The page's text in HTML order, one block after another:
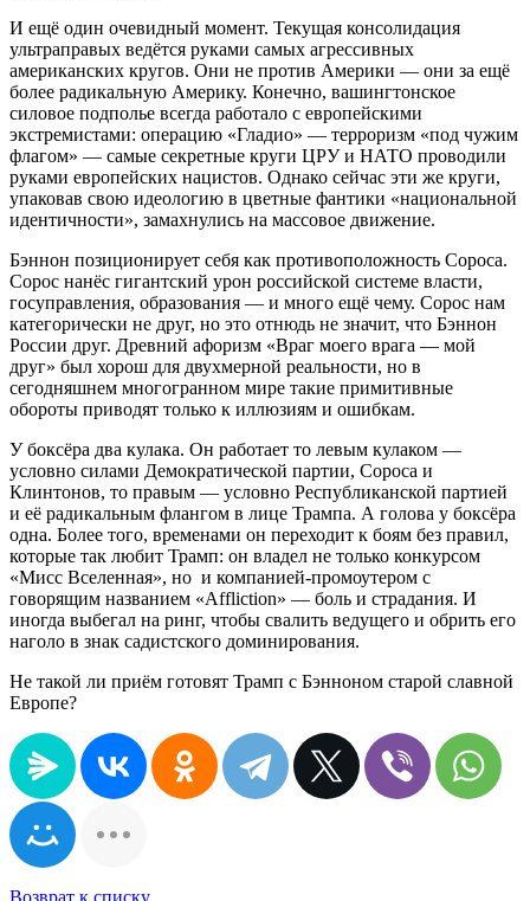
И ещё один очевидный момент. Текущая консолидация
ультраправых ведётся руками самых агрессивных
американских кругов. Они не против Америки — они за ещё
более радикальную Америку. Конечно, вашингтонское
силовое подполье всегда работало с европейскими
экстремистами: операцию «Гладио» — терроризм «под чужим
флагом» — самые секретные круги ЦРУ и НАТО проводили
руками европейских нацистов. Однако сейчас эти же круги,
упаковав свою идеологию в цветные фантики «национальной
идентичности», замахнулись на массовое движение.
Бэннон позиционирует себя как противоположность Сороса.
Сорос нанёс гигантский урон российской системе власти,
госуправления, образования — и много ещё чему. Сорос нам
категорически не друг, но это отнюдь не значит, что Бэннон
России друг. Древний афоризм «Враг моего врага — мой
друг» был хорош для двухмерной реальности, но в
сегодняшнем многогранном мире такие примитивные
обороты приводят только к иллюзиям и ошибкам.
У боксёра два кулака. Он работает то левым кулаком —
условно силами Демократической партии, Сороса и
Клинтонов, то правым — условно Республиканской партией
и её радикальным флангом в лице Трампа. А голова у боксёра
одна. Более того, временами он переходит к боям без правил,
которые так любит Трамп: он владел не только конкурсом
«Мисс Вселенная», но и компанией-промоутером с
говорящим названием «Affliction» — боль и страдания. И
иногда выбегал на ринг, чтобы свалить ведущего и обрить его
наголо в знак садистского доминирования.
Не такой ли приём готовят Трамп с Бэнноном старой славной
Европе?